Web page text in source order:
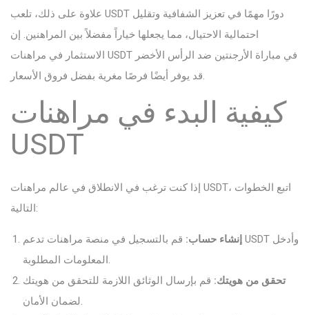
علاوة على ذلك، تلعب USDT دورًا مهمًا في تعزيز الشفافية وتقليل
احتمالية الاحتيال، مما يجعلها خياراً مفضلاً بين المراهنين. إن
الاستثمار في مراهنات USDT في مباراة الأرجنتين ضد الرأس الأخضر
قد يوفر أيضًا فرصًا مغرية بفضل فروق الأسعار.
كيفية البدء في مراهنات
USDT
إذا كنت ترغب في الانطلاق في عالم مراهنات USDT، اتبع الخطوات
التالية:
إنشاء حساب: قم بالتسجيل في منصة مراهنات تدعم USDT وأدخل
المعلومات المطلوبة.
تحقق من هويتك: قم بإرسال الوثائق اللازمة للتحقق من هويتك
لضمان الأمان.